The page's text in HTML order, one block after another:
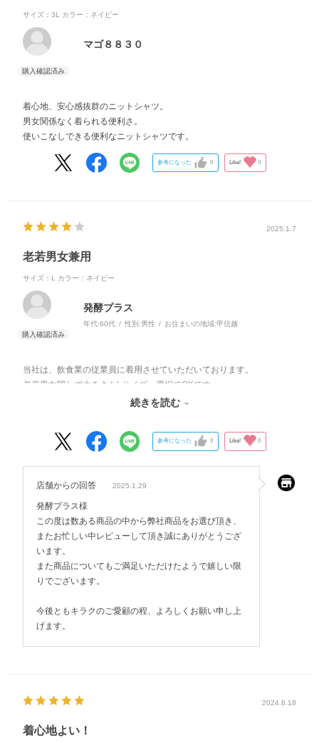
サイズ：3L カラー：ネイビー
マゴ８８３０
着心地、安心感抜群のニットシャツ。
男女関係なく着られる便利さ。
使いこなしできる便利なニットシャツです。
参考になった 0 Like! 0
2025.1.7
老若男女兼用
サイズ：L カラー：ネイビー
発酵プラス
年代:60代 性別:男性 お住まいの地域:甲信越
当社は、飲食業の従業員に着用させていただいております。
老若男女問わず大きさもLサイズ一選択でOKです。
便利で使いやすく長年愛用しています。
続きを読む
参考になった 0 Like! 0
店舗からの回答 2025.1.29
発酵プラス様
この度は数ある商品の中から弊社商品をお選び頂き、
またお忙しい中レビューして頂き誠にありがとうござ
います。
また商品についてもご満足いただけたようで嬉しい限
りでございます。
今後ともキラクのご愛顧の程、よろしくお願い申し上
げます。
2024.6.18
着心地よい！